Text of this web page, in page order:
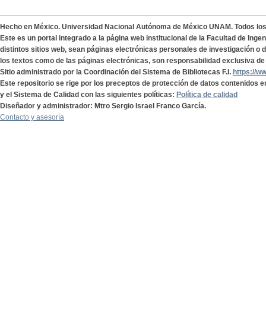
Hecho en México. Universidad Nacional Autónoma de México UNAM. Todos
Este es un portal integrado a la página web institucional de la Facultad de
distintos sitios web, sean páginas electrónicas personales de investigación o
los textos como de las páginas electrónicas, son responsabilidad exclusiva
Sitio administrado por la Coordinación del Sistema de Bibliotecas F.I. https://
Este repositorio se rige por los preceptos de protección de datos contenidos
y el Sistema de Calidad con las siguientes políticas: Política de calidad
Diseñador y administrador: Mtro Sergio Israel Franco García.
Contacto y asesoría